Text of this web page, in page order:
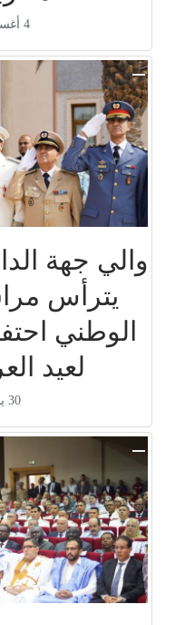
4 أغسطس 2026
والي جهة
يترأس
لعيد
30 يوليو 2026